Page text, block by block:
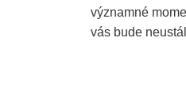
významné
vás bude